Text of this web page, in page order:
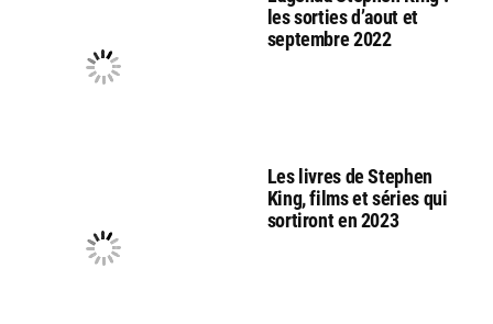
les sorties d’aout et
septembre 2022
Les livres de Stephen
King, films et séries qui
sortiront en 2023